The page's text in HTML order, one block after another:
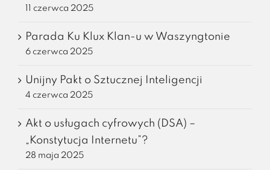
11 czerwca 2025
Parada Ku Klux Klan-u w Waszyngtonie
6 czerwca 2025
Unijny Pakt o Sztucznej Inteligencji
4 czerwca 2025
Akt o usługach cyfrowych (DSA) –
„Konstytucja Internetu”?
28 maja 2025